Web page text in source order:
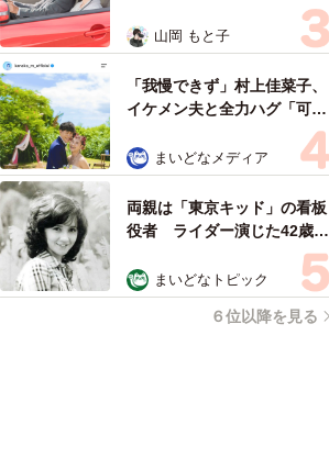
3泊4日の旅 パーキングの休
憩まで分刻み… 「大学生で
も組まねえよ！」
山岡 もと子
「我慢できず」村上佳菜子、
イケメン夫と全力ハグ「可愛
いふたり」「素敵なご夫婦」
まいどなメディア
両親は「東京キッド」の看板
役者 ライダー演じた42歳元
俳優が再婚妻との「ウエディ
ングフォト」計画を明言
「センスあるカメラマン求
まいどなトピック
６位以降を見る